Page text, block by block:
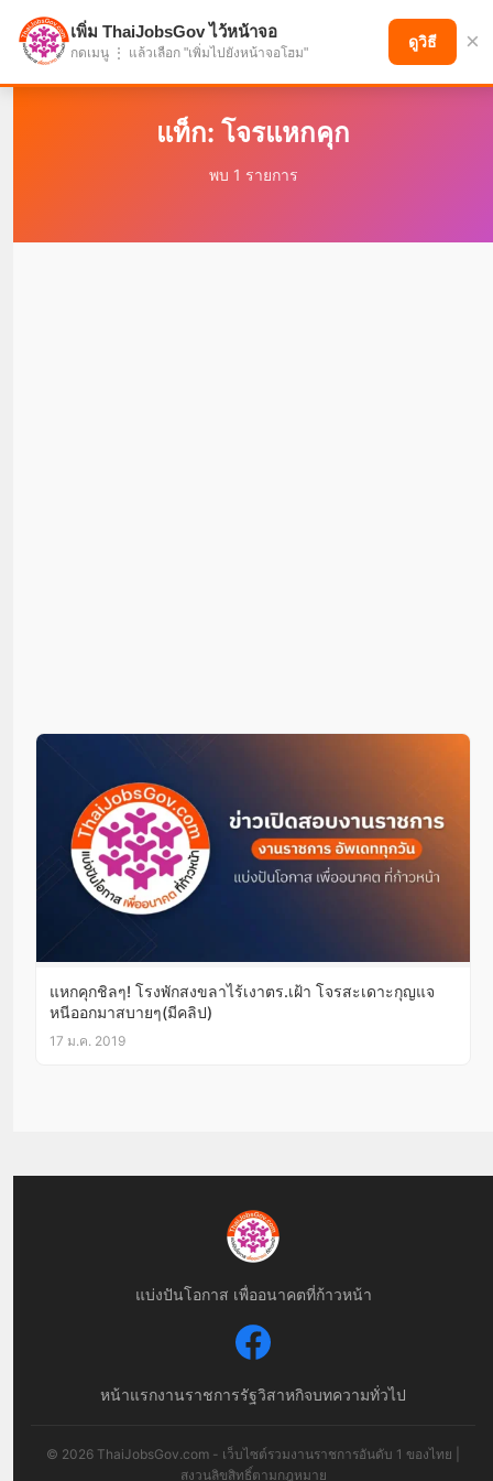
แบ่งปันโอกาส เพื่ออนาคตที่ก้าวหน้า
แท็ก: โจรแหกคุก
พบ 1 รายการ
แหกคุกชิลๆ! โรงพักสงขลาไร้เงาตร.เฝ้า โจรสะเดาะกุญแจ
หนีออกมาสบายๆ(มีคลิป)
17 ม.ค. 2019
แบ่งปันโอกาส เพื่ออนาคตที่ก้าวหน้า
หน้าแรกงานราชการรัฐวิสาหกิจบทความทั่วไป
© 2026 ThaiJobsGov.com - เว็บไซต์รวมงานราชการอันดับ 1 ของไทย |
สงวนลิขสิทธิ์ตามกฎหมาย
เพิ่ม ThaiJobsGov ไว้หน้าจอ
กดเมนู ⋮ แล้วเลือก "เพิ่มไปยังหน้าจอโฮม"
ดูวิธี ×